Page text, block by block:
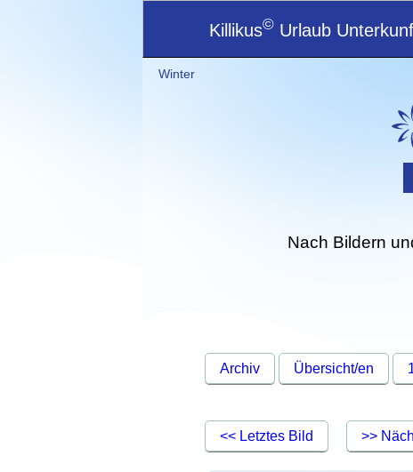
Killikus© Urlaub
Winter
Nach Bildern
Archiv Übersicht/en
<< Letztes Bild >>